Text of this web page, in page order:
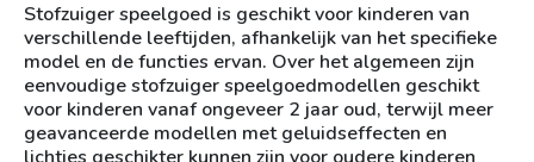
Stofzuiger speelgoed is geschikt voor kinderen van
verschillende leeftijden, afhankelijk van het specifieke
model en de functies ervan. Over het algemeen zijn
eenvoudige stofzuiger speelgoedmodellen geschikt
voor kinderen vanaf ongeveer 2 jaar oud, terwijl meer
geavanceerde modellen met geluidseffecten en